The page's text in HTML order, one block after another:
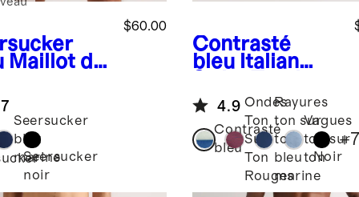
Maillot de
hommes
$60.00
Seersucker
bleu
marine
Seersucker
noir
Contrasté
bleu Italian
5.5"4.9
Contrasté
bleu
Ondes
Ton
Sur
Ton
Rouges
Rayures
ton sur
ton
bleu
marine
Vagues
ton sur
ton
Noir
+